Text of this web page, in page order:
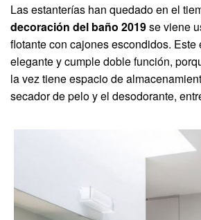
Las estanterías han quedado en el
decoración del baño 2019se viene
flotante con cajones escondidos. Este
elegante y cumple doble función,
la vez tiene espacio de
secador de pelo y el desodorante,